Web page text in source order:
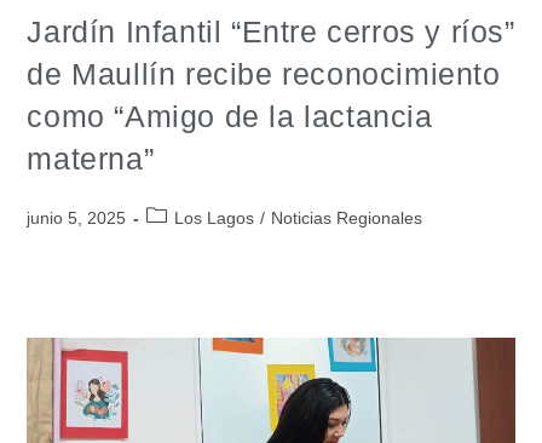
Jardín Infantil “Entre cerros y ríos”
de Maullín recibe reconocimiento
como “Amigo de la lactancia
materna”
junio 5, 2025 Los Lagos / Noticias Regionales